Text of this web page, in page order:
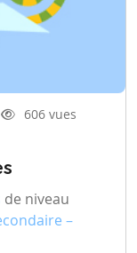
606 vues
de niveau
–